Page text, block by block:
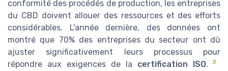
conformité des procédés de production, les entreprises
du CBD doivent allouer des ressources et des efforts
considérables. L'année dernière, des données ont
montré que 70% des entreprises du secteur ont dû
ajuster significativement leurs processus pour
répondre aux exigences de la certification ISO. 3